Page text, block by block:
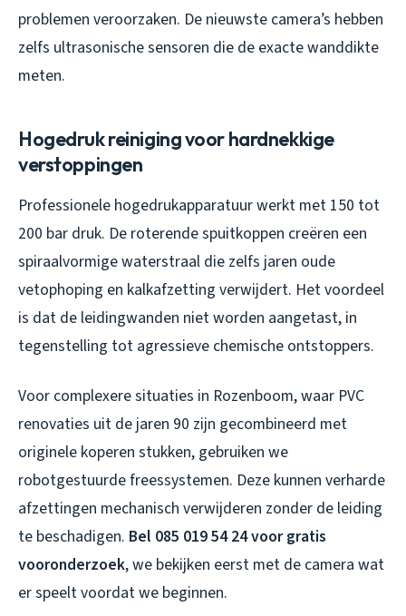
problemen veroorzaken. De nieuwste camera’s hebben
zelfs ultrasonische sensoren die de exacte wanddikte
meten.
Hogedruk reiniging voor hardnekkige
verstoppingen
Professionele hogedrukapparatuur werkt met 150 tot
200 bar druk. De roterende spuitkoppen creëren een
spiraalvormige waterstraal die zelfs jaren oude
vetophoping en kalkafzetting verwijdert. Het voordeel
is dat de leidingwanden niet worden aangetast, in
tegenstelling tot agressieve chemische ontstoppers.
Voor complexere situaties in Rozenboom, waar PVC
renovaties uit de jaren 90 zijn gecombineerd met
originele koperen stukken, gebruiken we
robotgestuurde freessystemen. Deze kunnen verharde
afzettingen mechanisch verwijderen zonder de leiding
te beschadigen. Bel 085 019 54 24 voor gratis
vooronderzoek, we bekijken eerst met de camera wat
er speelt voordat we beginnen.